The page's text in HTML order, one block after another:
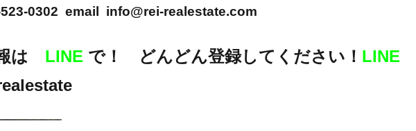
0302 email info@rei-realestate.com
は LINE で！ どんどん登録してください！ LINE